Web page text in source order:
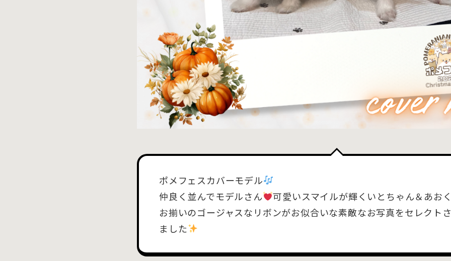
ポメフェスカバーモデル
仲良く並んでモデルさん
可愛いスマイルが輝くいとちゃん＆あお
お揃いのゴージャスなリボンがお似合いな素敵なお写真をセレクト
ました